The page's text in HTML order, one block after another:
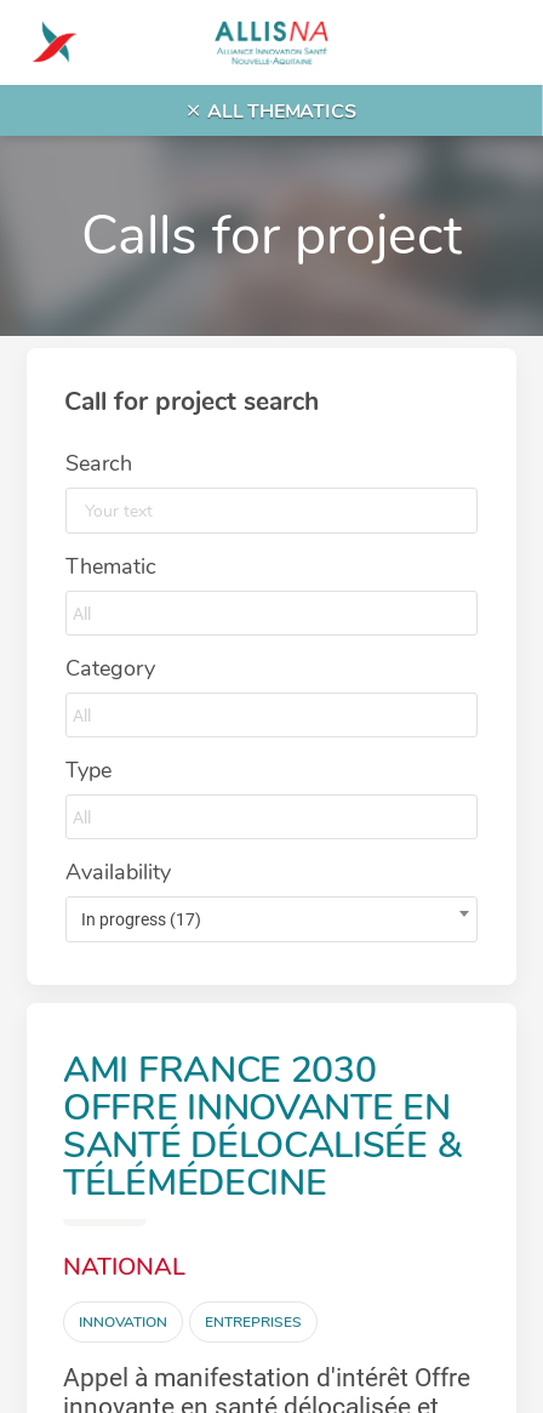
ALL THEMATICS
Calls for project
Call for project search
Search
Thematic
Category
Type
Availability
In progress (17)
AMI FRANCE 2030
OFFRE INNOVANTE EN
SANTÉ DÉLOCALISÉE &
TÉLÉMÉDECINE
NATIONAL
INNOVATION ENTREPRISES
Appel à manifestation d'intérêt Offre